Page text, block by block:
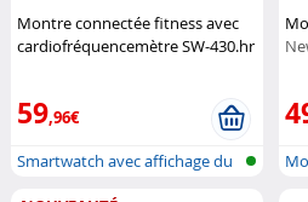
Montre connectée fitness avec
cardiofréquencemètre SW-430.hr
59,96€
Smartwatch avec affichage du